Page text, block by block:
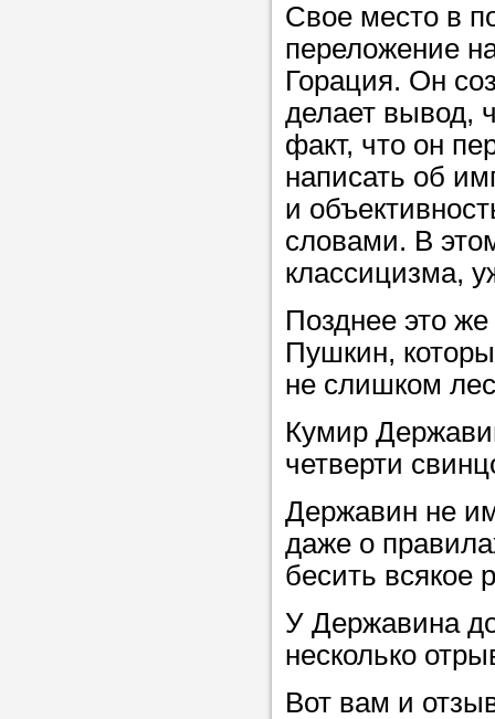
Свое место в
переложение
Горация. Он
делает вывод,
факт, что он
написать об
и
словами. В
классицизма,
Позднее это
Пушкин,
не слишком
Кумир
четверти
Державин не
даже о
бесить всякое
У Державина
несколько
Вот вам и